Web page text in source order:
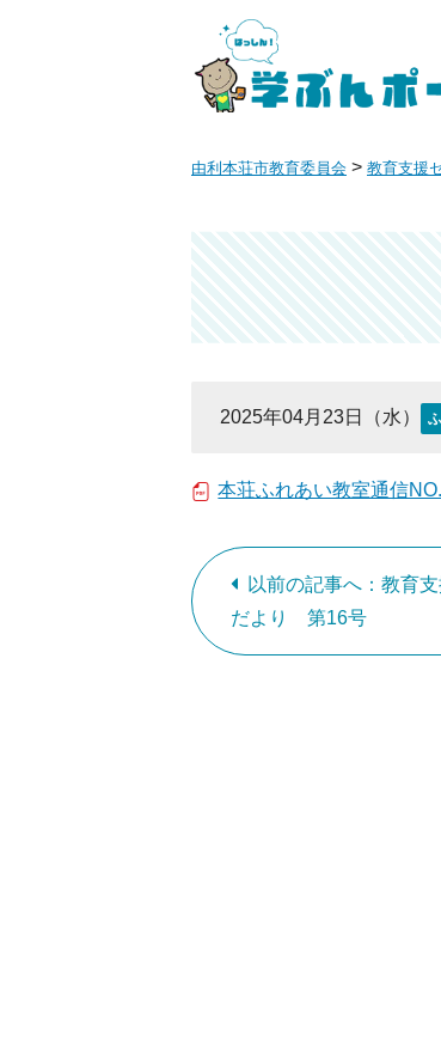
由利本荘市教育委員会 > 教育支援
2025年04月23日（水）
本荘ふれあい教室通信
以前の記事へ：教育
だより 第16号